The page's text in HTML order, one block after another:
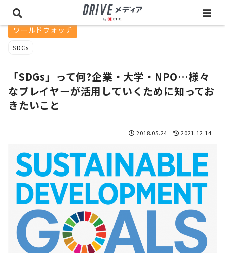
ワールドウォッチ
SDGs
「SDGs」って何?企業・大学・NPO…様々
なプレイヤーが活用していくために知ってお
きたいこと
2018.05.24 2021.12.14